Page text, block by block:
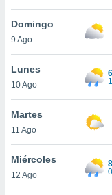
de
Domingo
9 Ago
Lunes
10 Ago
Martes
11 Ago
Miércoles
12 Ago